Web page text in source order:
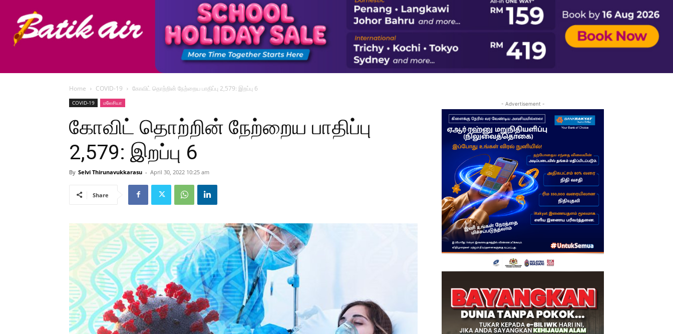
Home COVID-19 கோவிட் தொற்றின் நேற்றைய பாதிப்பு 2,579: இறப்பு 6
COVID-19 மலேசியா
கோவிட் தொற்றின் நேற்றைய பாதிப்பு
2,579: இறப்பு 6
By Selvi Thirunavukkarasu - April 30, 2022 10:25 am
Share
- Advertisement -